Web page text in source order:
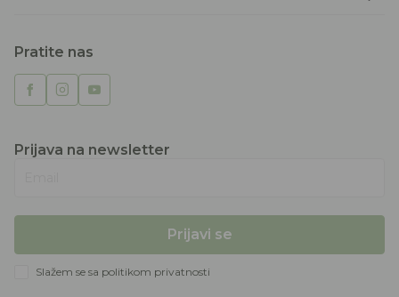
Pratite nas
Prijava na newsletter
Prijavi se
Slažem se sa politikom privatnosti